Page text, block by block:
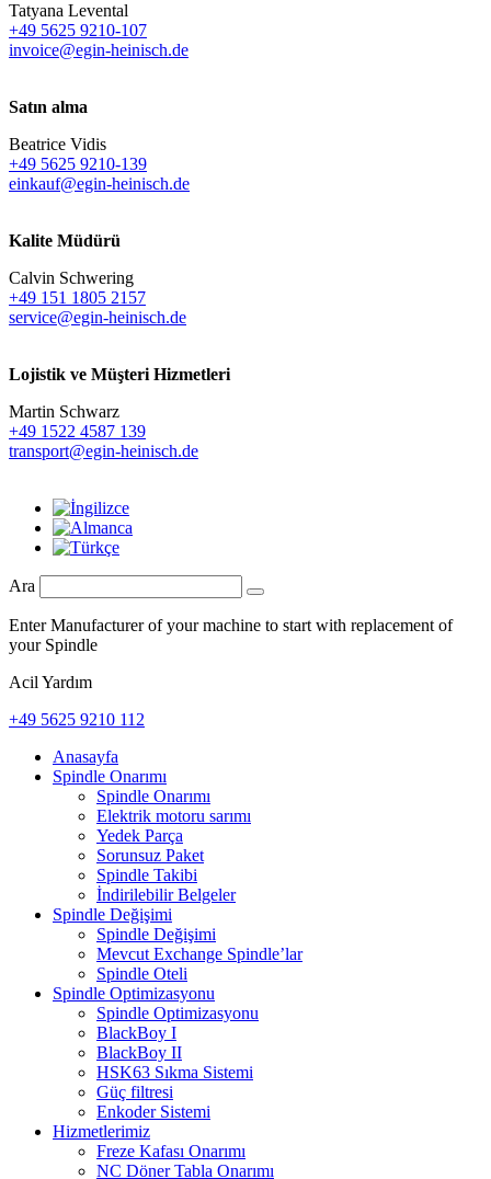
Tatyana Levental
+49 5625 9210-107
invoice@egin-heinisch.de
Satın alma
Beatrice Vidis
+49 5625 9210-139
einkauf@egin-heinisch.de
Kalite Müdürü
Calvin Schwering
+49 151 1805 2157
service@egin-heinisch.de
Lojistik ve Müşteri Hizmetleri
Martin Schwarz
+49 1522 4587 139
transport@egin-heinisch.de
Ara
Enter Manufacturer of your machine to start with replacement of
your Spindle
Acil Yardım
+49 5625 9210 112
Anasayfa
Spindle Onarımı
Spindle Onarımı
Elektrik motoru sarımı
Yedek Parça
Sorunsuz Paket
Spindle Takibi
İndirilebilir Belgeler
Spindle Değişimi
Spindle Değişimi
Mevcut Exchange Spindle’lar
Spindle Oteli
Spindle Optimizasyonu
Spindle Optimizasyonu
BlackBoy I
BlackBoy II
HSK63 Sıkma Sistemi
Güç filtresi
Enkoder Sistemi
Hizmetlerimiz
Freze Kafası Onarımı
NC Döner Tabla Onarımı